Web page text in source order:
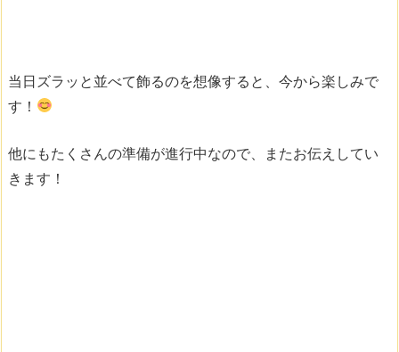
当日ズラッと並べて飾るのを想像すると、今から楽しみで
す！
他にもたくさんの準備が進行中なので、またお伝えしてい
きます！